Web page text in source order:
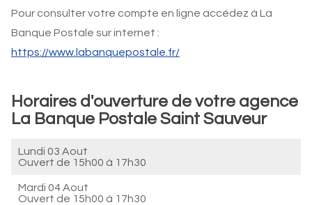
Pour consulter votre compte en ligne accédez à La
Banque Postale sur internet :
https://www.labanquepostale.fr/
Horaires d'ouverture de votre agence
La Banque Postale Saint Sauveur
Lundi 03 Aout
Ouvert de 15h00 à 17h30
Mardi 04 Aout
Ouvert de 15h00 à 17h30